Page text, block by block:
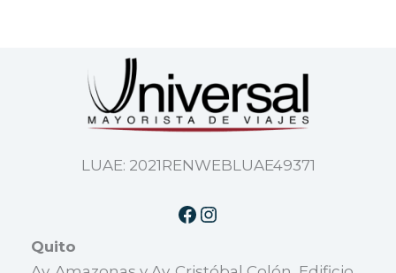
LUAE: 2021RENWEBLUAE49371
Quito